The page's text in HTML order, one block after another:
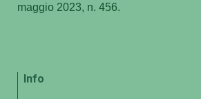
maggio 2023, n. 456.
Info